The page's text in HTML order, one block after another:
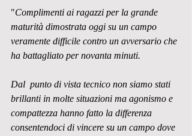
"Complimenti ai ragazzi per la grande
maturità dimostrata oggi su un campo
veramente difficile contro un avversario che
ha battagliato per novanta minuti.
Dal  punto di vista tecnico non siamo stati
brillanti in molte situazioni ma agonismo e
compattezza hanno fatto la differenza
consentendoci di vincere su un campo dove